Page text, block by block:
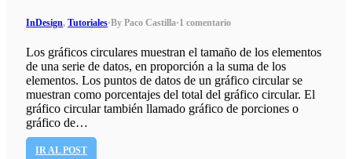
InDesign, Tutoriales·By Paco Castilla·1 comentario
Los gráficos circulares muestran el tamaño de los elementos
de una serie de datos, en proporción a la suma de los
elementos. Los puntos de datos de un gráfico circular se
muestran como porcentajes del total del gráfico circular. El
gráfico circular también llamado gráfico de porciones o
gráfico de…
IR AL POST